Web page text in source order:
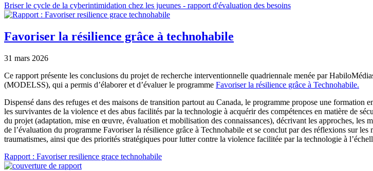
Document
Briser le cycle de la cyberintimidation chez les jueunes - rapport d'évaluation des besoins
Favoriser la résilience grâce à technohabile
31 mars 2026
Ce rapport présente les conclusions du projet de recherche interventionnelle quadriennale menée par
(MODELSS), qui a permis d’élaborer et d’évaluer le programme Favoriser la résilience grâce à Technohabile.
Dispensé dans des refuges et des maisons de transition partout au Canada, le programme propose une
les survivantes de la violence et des abus facilités par la technologie à acquérir des compétences en matière de
du projet (adaptation, mise en œuvre, évaluation et mobilisation des connaissances), décrivant les approches, les
de l’évaluation du programme Favoriser la résilience grâce à Technohabile et se conclut par des réflexions sur
traumatismes, ainsi que des priorités stratégiques pour lutter contre la violence facilitée par la technologie à
Document
Rapport : Favoriser resilience grace technohabile